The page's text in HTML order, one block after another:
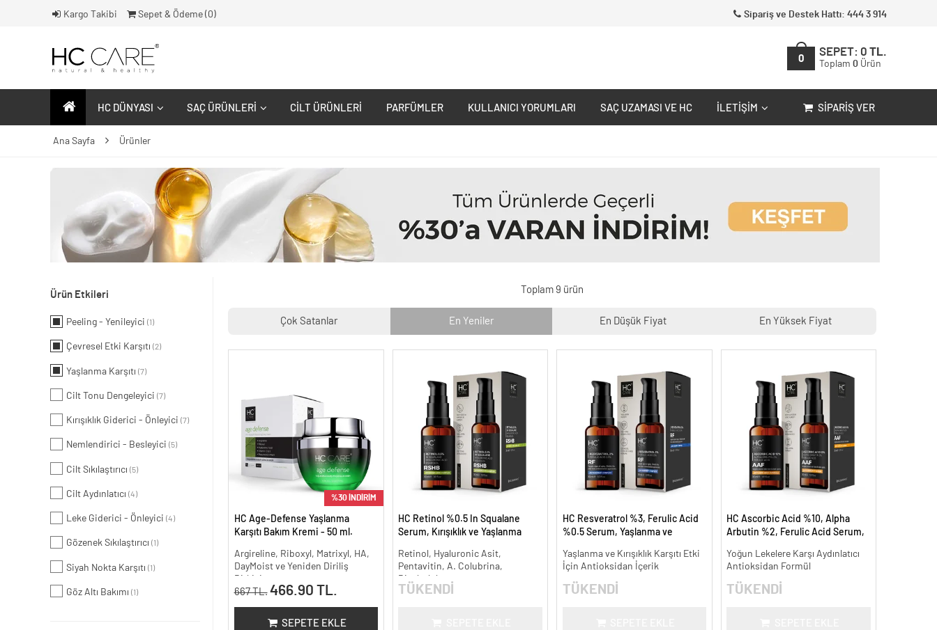
Kargo Takibi Sepet & Ödeme ( 0) Sipariş ve Destek Hattı: 444 3 914
0
SEPET: 0 TL.
Toplam 0 Ürün
HC DÜNYASI SAÇ ÜRÜNLERI CILT ÜRÜNLERI PARFÜMLER KULLANICI YORUMLARI SAÇ UZAMASI VE HC İLETIŞIM SIPARIŞ VER
Ana Sayfa Ürünler
Ürün Etkileri
Peeling - Yenileyici (1)
Çevresel Etki Karşıtı (2)
Yaşlanma Karşıtı (7)
Cilt Tonu Dengeleyici (7)
Kırışıklık Giderici - Önleyici (7)
Nemlendirici - Besleyici (5)
Cilt Sıkılaştırıcı (5)
Cilt Aydınlatıcı (4)
Leke Giderici - Önleyici (4)
Gözenek Sıkılaştırıcı (1)
Siyah Nokta Karşıtı (1)
Göz Altı Bakımı (1)
Toplam 9 ürün
Çok Satanlar En Yeniler En Düşük Fiyat En Yüksek Fiyat
%30 İNDİRİM
HC Age-Defense Yaşlanma
Karşıtı Bakım Kremi - 50 ml.
Argireline, Riboxyl, Matrixyl, HA,
DayMoist ve Yeniden Diriliş
667 TL. 466.90 TL.
SEPETE EKLE
HC Retinol %0.5 In Squalane
Serum, Kırışıklık ve Yaşlanma
Retinol, Hyaluronic Asit,
Pentavitin, A. Colubrina,
Bisabolol
TÜKENDİ
HC Resveratrol %3, Ferulic Acid
%0.5 Serum, Yaşlanma ve
Yaşlanma ve Kırışıklık Karşıtı Etki
İçin Antioksidan İçerik
TÜKENDİ
HC Ascorbic Acid %10, Alpha
Arbutin %2, Ferulic Acid Serum,
ml.
Yoğun Lekelere Karşı Aydınlatıcı
Antioksidan Formül
TÜKENDİ